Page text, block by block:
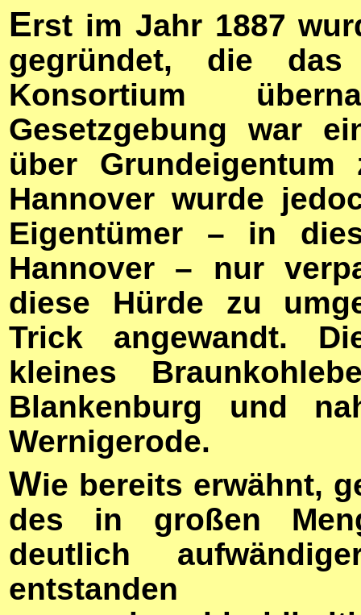
Erst im Jahr 1887
gegründet, die das
Konsortium
Gesetzgebung war
über
Hannover wurde
Eigentümer – in
Hannover – nur
diese Hürde zu
Trick angewandt.
kleines
Blankenburg und
Wernigerode.
Wie bereits erwähnt,
des in großen
deutlich
entstanden